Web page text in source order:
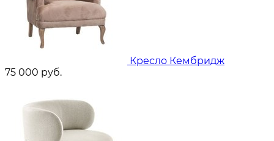
Кресло Кембридж
75 000 руб.